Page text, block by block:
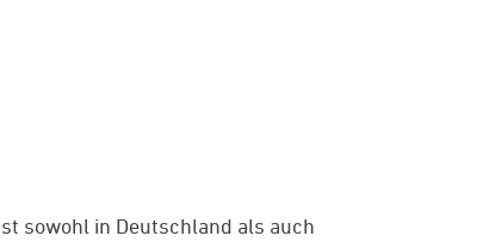
sowohl in Deutschland als auch